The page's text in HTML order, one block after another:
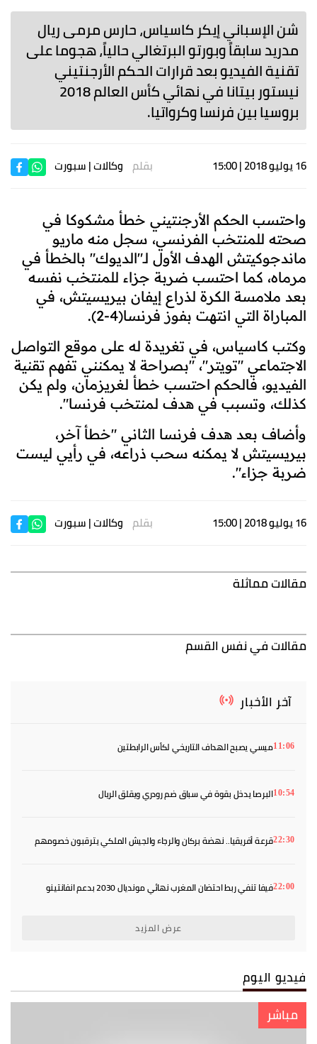
شن الإسباني إيكر كاسياس، حارس مرمى ريال
مدريد سابقاً وبورتو البرتغالي حالياً، هجوما على
تقنية الفيديو بعد قرارات الحكم الأرجنتيني
نيستور بيتانا في نهائي كأس العالم 2018
بروسيا بين فرنسا وكرواتيا.
16 يوليو 2018 | 15:00 بقلم وكالات| سبورت
واحتسب الحكم الأرجنتيني خطأ مشكوكا في
صحته للمنتخب الفرنسي، سجل منه ماريو
ماندجوكيتش الهدف الأول لـ"الديوك" بالخطأ في
مرماه، كما احتسب ضربة جزاء للمنتخب نفسه
بعد ملامسة الكرة لذراع إيفان بيريسيتش، في
المباراة التي انتهت بفوز فرنسا(4-2).
وكتب كاسياس، في تغريدة له على موقع التواصل
الاجتماعي "تويتر"، "بصراحة لا يمكنني تفهم تقنية
الفيديو، فالحكم احتسب خطأ لغريزمان، ولم يكن
كذلك، وتسبب في هدف لمنتخب فرنسا".
وأضاف بعد هدف فرنسا الثاني "خطأ آخر،
بيريسيتش لا يمكنه سحب ذراعه، في رأيي ليست
ضربة جزاء".
16 يوليو 2018 | 15:00 بقلم وكالات| سبورت
مقالات مماثلة
مقالات في نفس القسم
آخر الأخبار
11:06ميسي يصبح الهداف التاريخي لكأس الرابطتين
10:54البرصا يدخل بقوة في سباق ضم رودري ويقلق الريال
22:30قرعة أفريقيا.. نهضة بركان والرجاء والجيش الملكي يترقبون خصومهم
22:00فيفا تنفي ربط احتضان المغرب نهائي مونديال 2030 بدعم انفانتينو
عرض المزيد
فيديو اليوم
مباشر